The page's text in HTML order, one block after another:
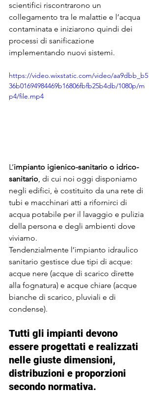
scientifici riscontrarono un
collegamento tra le malattie e l’acqua
contaminata e iniziarono quindi dei
processi di sanificazione
implementando nuovi sistemi.
https://video.wixstatic.com/video/aa9dbb_b5
36b01694984469b16806fbfb25b4db/1080p/m
p4/file.mp4
L’impianto igienico-sanitario o idrico-
sanitario , di cui noi oggi disponiamo
negli edifici, è costituito da una rete di
tubi e macchinari atti a rifornirci di
acqua potabile per il lavaggio e pulizia
della persona e degli ambienti dove
viviamo.
Tendenzialmente l’impianto idraulico
sanitario gestisce due tipi di acque:
acque nere (acque di scarico dirette
alla fognatura) e acque chiare (acque
bianche di scarico, pluviali e di
condense).
Tutti gli impianti devono
essere progettati e realizzati
nelle giuste dimensioni,
distribuzioni e proporzioni
secondo normativa.